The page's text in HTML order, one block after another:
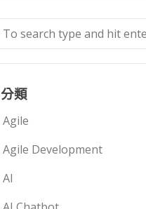
分類
Agile
Agile Development
AI